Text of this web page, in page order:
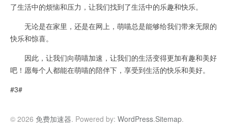
了生活中的烦恼和压力，让我们找到了生活中的乐趣和快乐。
无论是在家里，还是在网上，萌喵总是能够给我们带来无限的
快乐和惊喜。
因此，让我们向萌喵加速，让我们的生活变得更加有趣和美好
吧！愿每个人都能在萌喵的陪伴下，享受到生活的快乐和美好。
#3#
© 2026 免费加速器. Powered by: WordPress.Sitemap.